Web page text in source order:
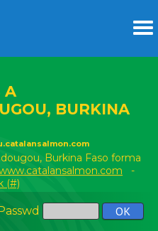
A
BURKINA
Burkina Faso forma
-
(#)